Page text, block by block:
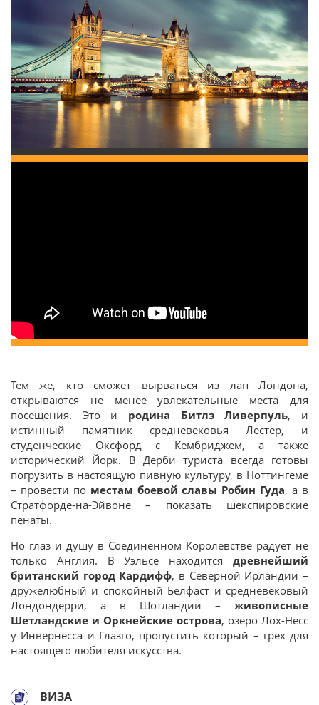
Тем же, кто сможет вырваться из лап Лондона,
открываются не менее увлекательные места для
посещения. Это и родина Битлз Ливерпуль, и
истинный памятник средневековья Лестер, и
студенческие Оксфорд с Кембриджем, а также
исторический Йорк. В Дерби туриста всегда готовы
погрузить в настоящую пивную культуру, в Ноттингеме
– провести по местам боевой славы Робин Гуда, а в
Стратфорде-на-Эйвоне – показать шекспировские
пенаты.
Но глаз и душу в Соединенном Королевстве радует не
только Англия. В Уэльсе находится древнейший
британский город Кардифф, в Северной Ирландии –
дружелюбный и спокойный Белфаст и средневековый
Лондондерри, а в Шотландии – живописные
Шетландские и Оркнейские острова, озеро Лох-Несс
у Инвернесса и Глазго, пропустить который – грех для
настоящего любителя искусства.
ВИЗА